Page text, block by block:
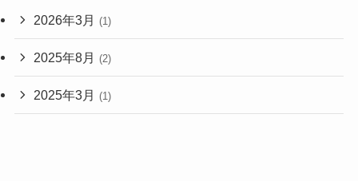
2026年3月 (1)
2025年8月 (2)
2025年3月 (1)